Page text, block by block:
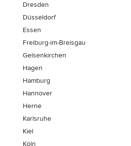
Dresden
Düsseldorf
Essen
Freiburg-im-Breisgau
Gelsenkirchen
Hagen
Hamburg
Hannover
Herne
Karlsruhe
Kiel
Köln